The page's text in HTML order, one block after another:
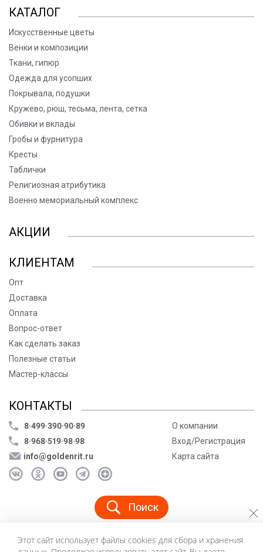
КАТАЛОГ
Искусственные цветы
Венки и композиции
Ткани, гипюр
Одежда для усопших
Покрывала, подушки
Кружево, рюш, тесьма, лента, сетка
Обивки и вклады
Гробы и фурнитура
Кресты
Таблички
Религиозная атрибутика
Военно мемориальный комплекс
АКЦИИ
КЛИЕНТАМ
Опт
Доставка
Оплата
Вопрос-ответ
Как сделать заказ
Полезные статьи
Мастер-классы
КОНТАКТЫ
8·499·390·90·89
8·968·519·98·98
info@goldenrit.ru
О компании
Вход/Регистрация
Карта сайта
Поиск
© ООО «Голденрит», 2005-2026
Этот сайт использует файлы cookies для сбора и хранения